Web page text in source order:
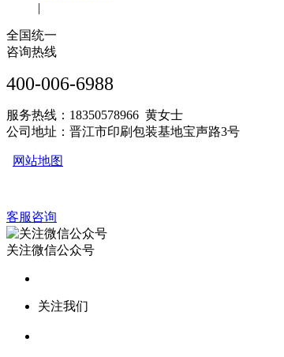
|
全国统一
咨询热线
400-006-6988
服务热线：18350578966 黄女士
公司地址：晋江市印刷包装基地宝声路3号
网站地图
客服咨询
关注微信公众号
关注我们